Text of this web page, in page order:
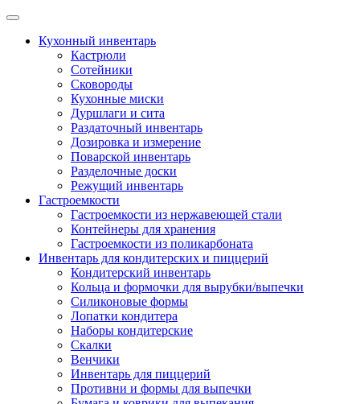
Skip
contentКухонный инвентарь
Кастрюли
Сотейники
Сковороды
Кухонные миски
Дуршлаги и сита
Раздаточный инвентарь
Дозировка и измерение
Поварской инвентарь
Разделочные доски
Режущий инвентарь
Гастроемкости
Гастроемкости из нержавеющей стали
Контейнеры для хранения
Гастроемкости из поликарбоната
Инвентарь для кондитерских и пиццерий
Кондитерский инвентарь
Кольца и формочки для вырубки/выпечки
Силиконовые формы
Лопатки кондитера
Наборы кондитерские
Скалки
Венчики
Инвентарь для пиццерий
Противни и формы для выпечки